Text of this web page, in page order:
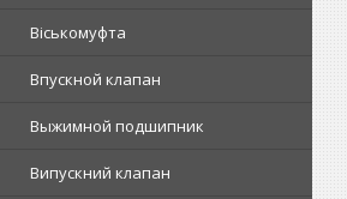
Віськомуфта
Впускной клапан
Выжимной подшипник
Випускний клапан